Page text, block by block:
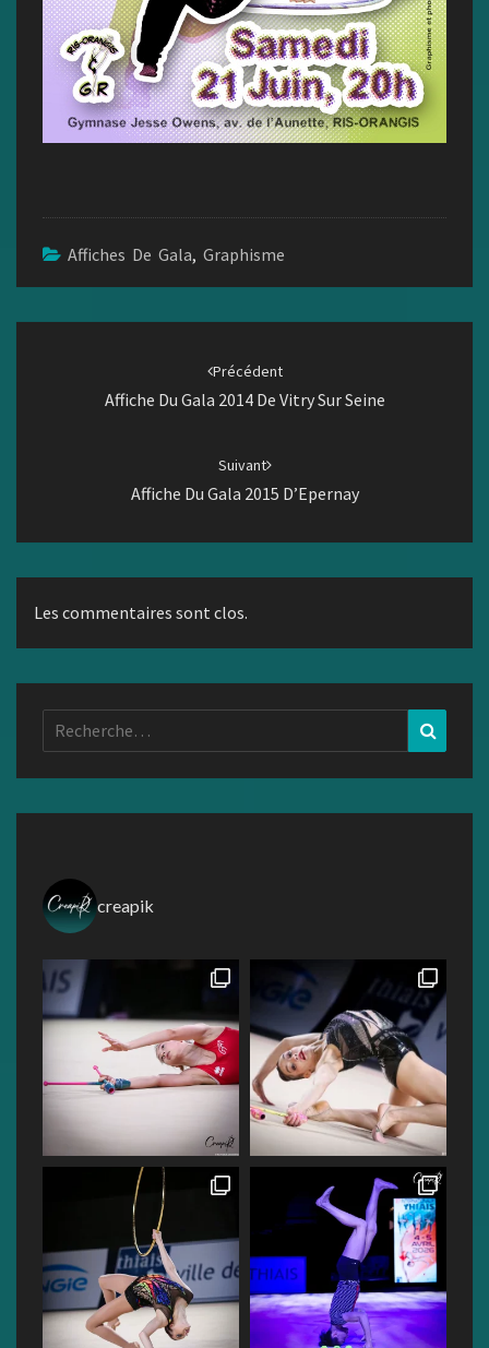
Affiches De Gala, Graphisme
Précédent
Affiche Du Gala 2014 De Vitry Sur Seine
Suivant
Affiche Du Gala 2015 D’Epernay
Les commentaires sont clos.
Rechercher :
creapik